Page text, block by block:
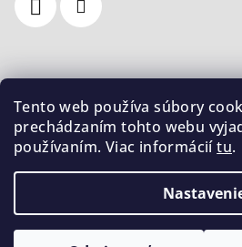
Tento web používa súbory
prechádzaním tohto webu
používaním. Viac informáciítu.
Nákupný košík
0ks /€0
Copyright 2026CreativeArt.